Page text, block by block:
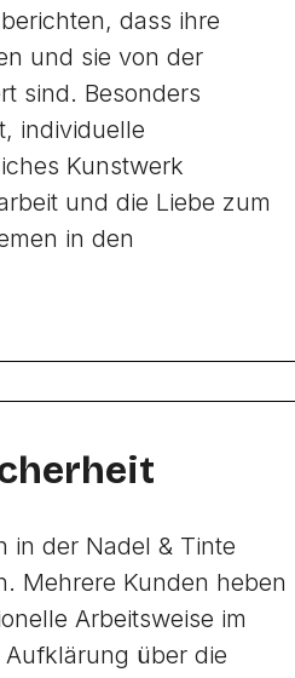
dass ihre
und sie von der
sind. Besonders
individuelle
Kunstwerk
und die Liebe zum
in den
in der Nadel & Tinte
Mehrere Kunden heben
Arbeitsweise im
über die